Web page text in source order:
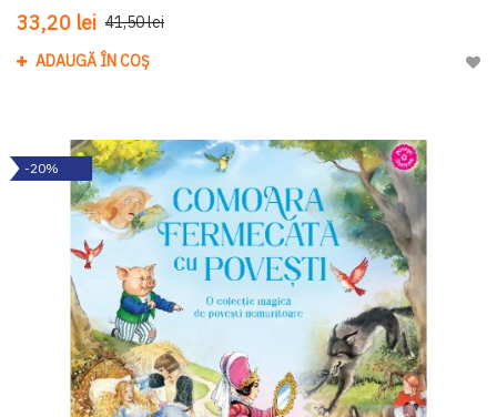
33,20 lei 41,50 lei
ADAUGĂ ÎN COȘ
-20%